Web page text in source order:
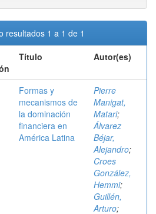
resultados 1 a 1 de 1
Título Autor(es)
Formas y
mecanismos de
la dominación
financiera en
América Latina
Pierre
Manigat,
Matari;
Álvarez
Béjar,
Alejandro;
Croes
González,
Hemmi;
Guillén,
Arturo;